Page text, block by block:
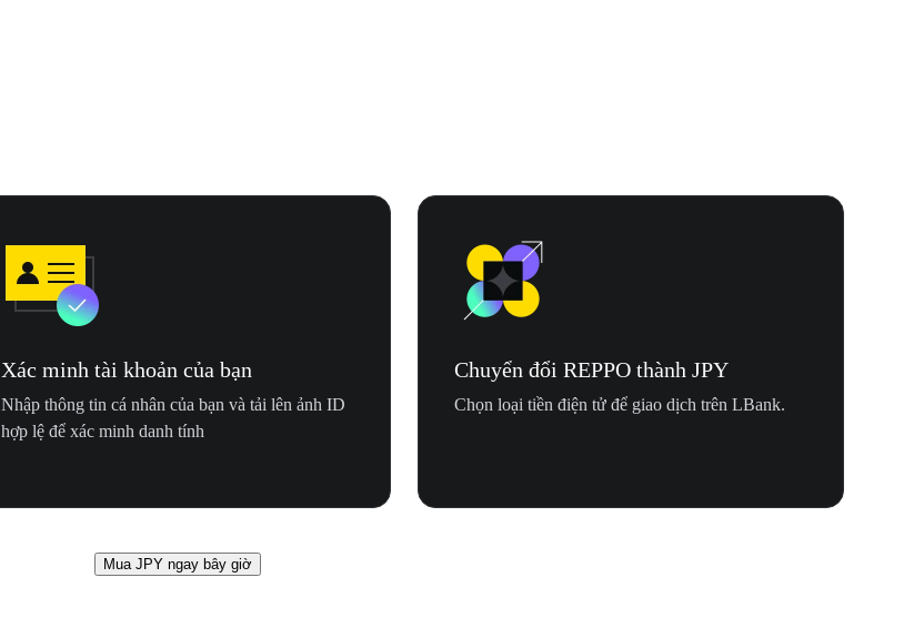
Xác minh tài khoản của bạn
Nhập thông tin cá nhân của bạn và tải lên ảnh ID
hợp lệ để xác minh danh tính
Chuyển đổi REPPO thành JPY
Chọn loại tiền điện tử để giao dịch trên LBank.
Mua JPY ngay bây giờ